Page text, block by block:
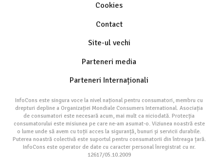
Cookies
Contact
Site-ul vechi
Parteneri media
Parteneri Internaționali
InfoCons este singura voce la nivel național pentru consumatori, membru cu
drepturi depline a Organizației Mondiale Consumers International. Asociația
de consumatori este necesară acum, mai mult ca niciodată. Protecția
consumatorului este misiunea pe care ne-am asumat-o. Viziunea noastră este
o lume unde să avem cu toții acces la siguranță, bunuri și servicii durabile.
Puterea noastră colectivă este suportul pentru consumatorii din întreaga țară.
InfoCons este operator de date cu caracter personal înregistrat cu nr.
12617/05.10.2009